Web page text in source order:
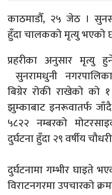
काठमाडौँ, २५ जेठ ।
हुँदा चालकको मृत्यु भएको
प्रहरीका अनुसार मृत्यु
सुनरामधुनी
बिग्रेर रोकी राखेको को
झुम्काबाट इनरूवातर्फ
५८२२ नम्बरको
दुर्घटना हुँदा २९ वर्षीय
दुर्घटनामा गम्भीर घाइते
विराटनगरमा उपचारको